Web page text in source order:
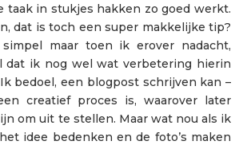
taak in stukjes hakken zo goed werkt.
dat is toch een super makkelijke tip?
maar toen ik erover nadacht,
dat ik nog wel wat verbetering hierin
bedoel, een blogpost schrijven kan –
creatief proces is, waarover later
om uit te stellen. Maar wat nou als ik
idee bedenken en de foto’s maken